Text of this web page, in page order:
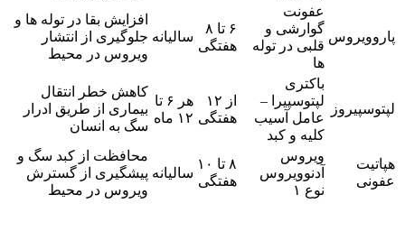
پاروویروس
عفونت
گوارشی و
قلبی در توله‌
ها
۶ تا ۸
هفتگی
سالیانه
افزایش بقا در توله‌ ها و
جلوگیری از انتشار
ویروس در محیط
لپتوسپیروز
باکتری
لپتوسپیرا –
عامل آسیب
کلیه و کبد
از ۱۲
هفتگی
هر ۶ تا
۱۲ ماه
کاهش خطر انتقال
بیماری از طریق ادرار
سگ به انسان
هپاتیت
عفونی
ویروس
آدنوویروس
نوع ۱
۸ تا ۱۰
هفتگی
سالیانه
محافظت از کبد سگ و
پیشگیری از گسترش
ویروس در محیط